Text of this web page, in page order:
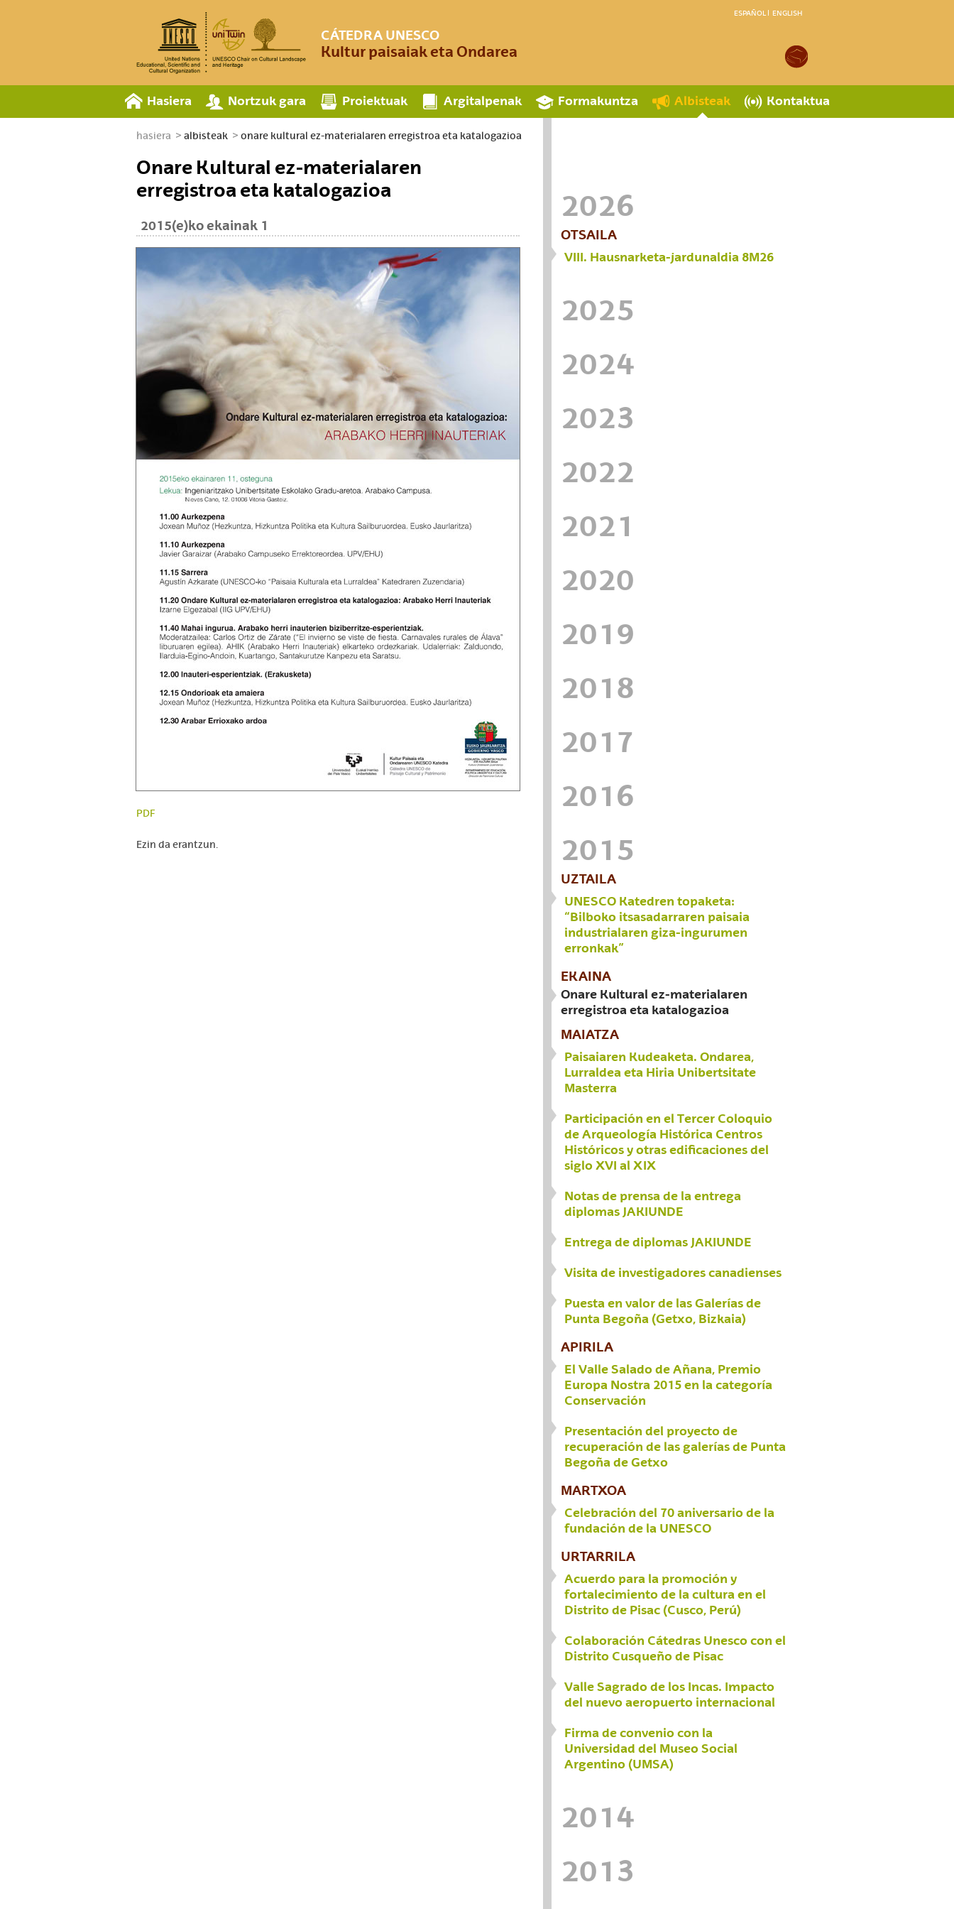
CÁTEDRA UNESCO
Kultur paisaiak eta Ondarea
ESPAÑOL ENGLISH
Hasiera Nortzuk gara Proiektuak Argitalpenak Formakuntza Albisteak Kontaktua
hasiera albisteak onare kultural ez-materialaren erregistroa eta katalogazioa
Onare Kultural ez-materialaren
erregistroa eta katalogazioa
2015(e)ko ekainak 1
PDF
Ezin da erantzun.
2026
OTSAILA
VIII. Hausnarketa-jardunaldia 8M26
2025
2024
2023
2022
2021
2020
2019
2018
2017
2016
2015
UZTAILA
UNESCO Katedren topaketa:
“Bilboko itsasadarraren paisaia
industrialaren giza-ingurumen
erronkak”
EKAINA
Onare Kultural ez-materialaren
erregistroa eta katalogazioa
MAIATZA
Paisaiaren Kudeaketa. Ondarea,
Lurraldea eta Hiria Unibertsitate
Masterra
Participación en el Tercer Coloquio
de Arqueología Histórica Centros
Históricos y otras edificaciones del
siglo XVI al XIX
Notas de prensa de la entrega
diplomas JAKIUNDE
Entrega de diplomas JAKIUNDE
Visita de investigadores canadienses
Puesta en valor de las Galerías de
Punta Begoña (Getxo, Bizkaia)
APIRILA
El Valle Salado de Añana, Premio
Europa Nostra 2015 en la categoría
Conservación
Presentación del proyecto de
recuperación de las galerías de Punta
Begoña de Getxo
MARTXOA
Celebración del 70 aniversario de la
fundación de la UNESCO
URTARRILA
Acuerdo para la promoción y
fortalecimiento de la cultura en el
Distrito de Pisac (Cusco, Perú)
Colaboración Cátedras Unesco con el
Distrito Cusqueño de Pisac
Valle Sagrado de los Incas. Impacto
del nuevo aeropuerto internacional
Firma de convenio con la
Universidad del Museo Social
Argentino (UMSA)
2014
2013